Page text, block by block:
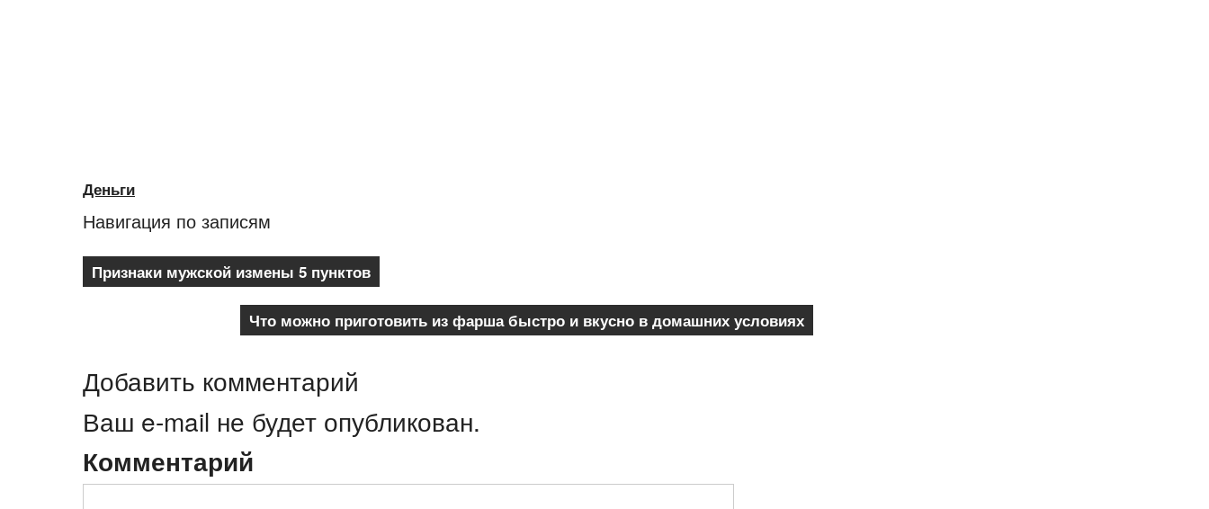
Деньги
Навигация по записям
Признаки мужской измены 5 пунктов
Что можно приготовить из фарша быстро и вкусно в домашних условиях
Добавить комментарий
Ваш e-mail не будет опубликован.
Комментарий